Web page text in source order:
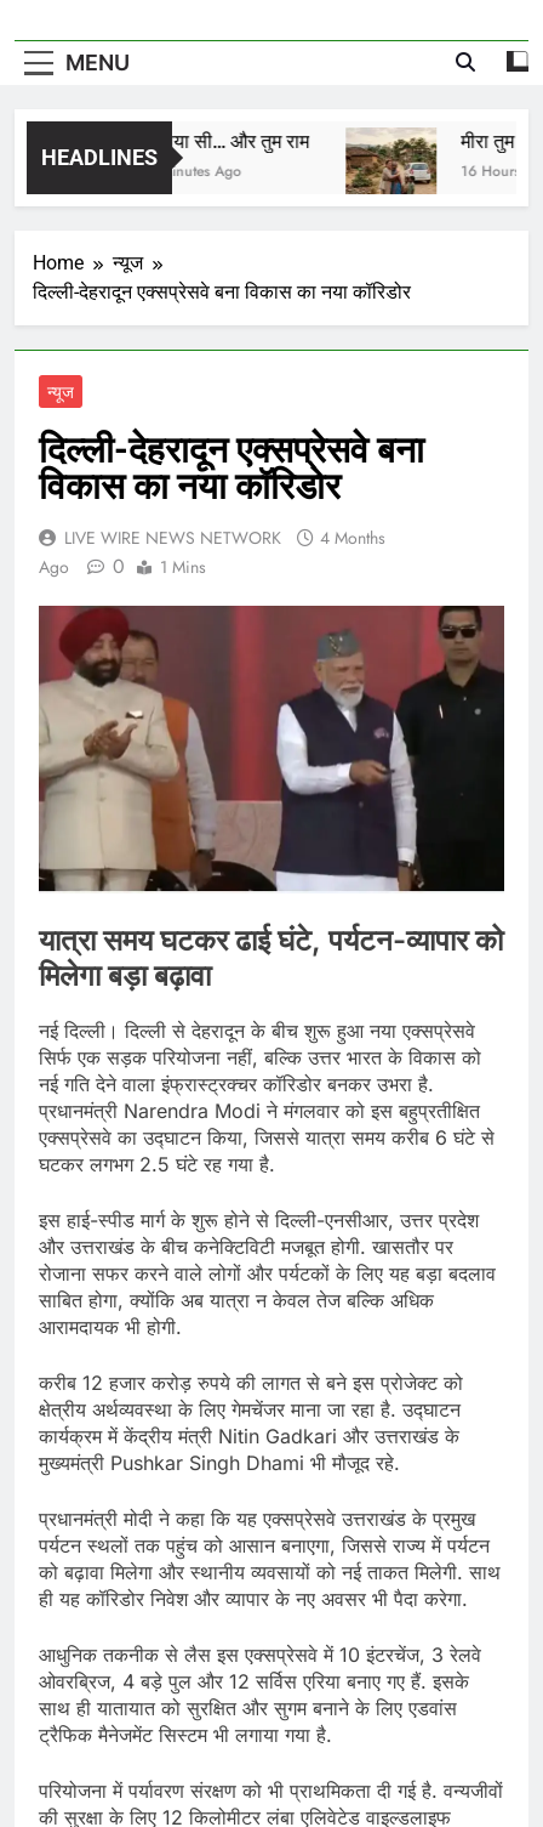
MENU
HEADLINES
मैं सिया सी… और तुम राम
11 Minutes Ago
मीरा तुम कहाँ हो
16 Hours Ago
Home
न्यूज
दिल्ली-देहरादून एक्सप्रेसवे बना विकास का नया कॉरिडोर
न्यूज
दिल्ली-देहरादून एक्सप्रेसवे बना
विकास का नया कॉरिडोर
LIVE WIRE NEWS NETWORK
4 Months
Ago
0 1 Mins
यात्रा समय घटकर ढाई घंटे, पर्यटन-व्यापार को
मिलेगा बड़ा बढ़ावा
नई दिल्ली। दिल्ली से देहरादून के बीच शुरू हुआ नया एक्सप्रेसवे
सिर्फ एक सड़क परियोजना नहीं, बल्कि उत्तर भारत के विकास को
नई गति देने वाला इंफ्रास्ट्रक्चर कॉरिडोर बनकर उभरा है.
प्रधानमंत्री Narendra Modi ने मंगलवार को इस बहुप्रतीक्षित
एक्सप्रेसवे का उद्घाटन किया, जिससे यात्रा समय करीब 6 घंटे से
घटकर लगभग 2.5 घंटे रह गया है.
इस हाई-स्पीड मार्ग के शुरू होने से दिल्ली-एनसीआर, उत्तर प्रदेश
और उत्तराखंड के बीच कनेक्टिविटी मजबूत होगी. खासतौर पर
रोजाना सफर करने वाले लोगों और पर्यटकों के लिए यह बड़ा बदलाव
साबित होगा, क्योंकि अब यात्रा न केवल तेज बल्कि अधिक
आरामदायक भी होगी.
करीब 12 हजार करोड़ रुपये की लागत से बने इस प्रोजेक्ट को
क्षेत्रीय अर्थव्यवस्था के लिए गेमचेंजर माना जा रहा है. उद्घाटन
कार्यक्रम में केंद्रीय मंत्री Nitin Gadkari और उत्तराखंड के
मुख्यमंत्री Pushkar Singh Dhami भी मौजूद रहे.
प्रधानमंत्री मोदी ने कहा कि यह एक्सप्रेसवे उत्तराखंड के प्रमुख
पर्यटन स्थलों तक पहुंच को आसान बनाएगा, जिससे राज्य में पर्यटन
को बढ़ावा मिलेगा और स्थानीय व्यवसायों को नई ताकत मिलेगी. साथ
ही यह कॉरिडोर निवेश और व्यापार के नए अवसर भी पैदा करेगा.
आधुनिक तकनीक से लैस इस एक्सप्रेसवे में 10 इंटरचेंज, 3 रेलवे
ओवरब्रिज, 4 बड़े पुल और 12 सर्विस एरिया बनाए गए हैं. इसके
साथ ही यातायात को सुरक्षित और सुगम बनाने के लिए एडवांस
ट्रैफिक मैनेजमेंट सिस्टम भी लगाया गया है.
परियोजना में पर्यावरण संरक्षण को भी प्राथमिकता दी गई है. वन्यजीवों
की सुरक्षा के लिए 12 किलोमीटर लंबा एलिवेटेड वाइल्डलाइफ